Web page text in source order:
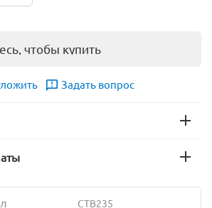
чтобы купить
Задать вопрос
CTB235